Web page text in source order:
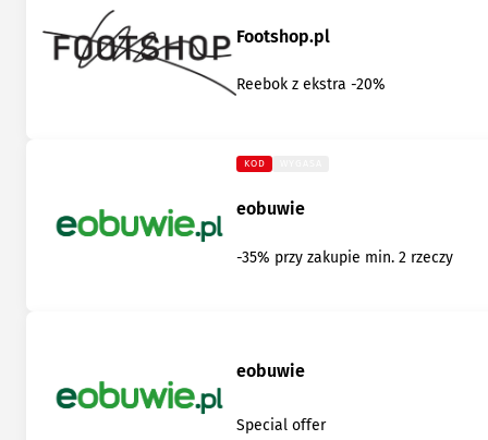
Footshop.pl
Reebok z ekstra -20%
KOD
eobuwie
-35% przy zakupie min. 2 rzeczy
eobuwie
Special offer